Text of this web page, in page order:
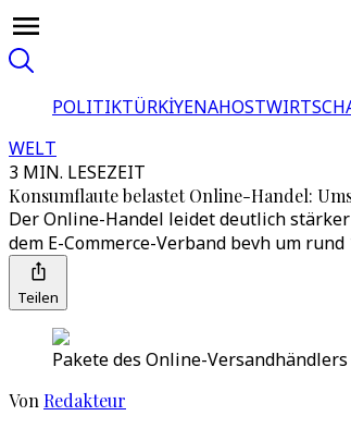
POLITIKTÜRKİYENAHOST
WELT
3 MIN. LESEZEIT
Konsumflaute belastet Online-Handel:
Der Online-Handel leidet deutlich
dem E-Commerce-Verband bevh um
Teilen
Pakete des Online-
Von Redakteur